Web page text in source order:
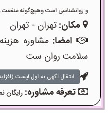
و روانشناسی است وهیچ‌گونه منفعت و
مکان:تهران - تهران
امضا:مشاوره
سلامت روان ست
انتقال آگهی به اول لیست
تعرفه مشاوره: رایگان